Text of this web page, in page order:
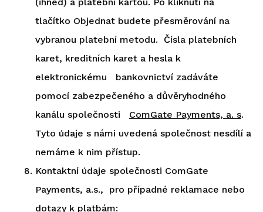
tlačítko Objednat budete přesměrování na
vybranou platební metodu. Čísla platebních
karet, kreditních karet a hesla k
elektronickému bankovnictví zadáváte
pomocí zabezpečeného a důvěryhodného
kanálu společnosti ComGate Payments, a. s.
Tyto údaje s námi uvedená společnost nesdílí a
nemáme k nim přístup.
Kontaktní údaje společnosti ComGate
Payments, a.s., pro případné reklamace nebo
dotazy k platbám: